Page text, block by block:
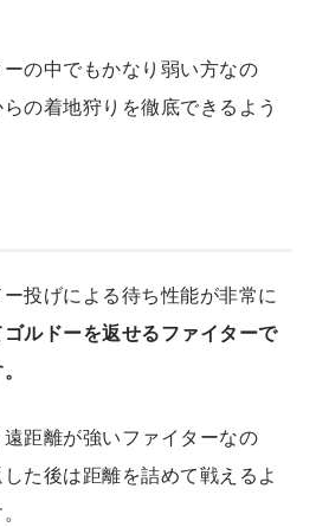
の中でもかなり弱い方なの
の着地狩りを徹底できるよう
投げによる待ち性能が非常に
ルドーを返せるファイターで
距離が強いファイターなの
た後は距離を詰めて戦えるよ